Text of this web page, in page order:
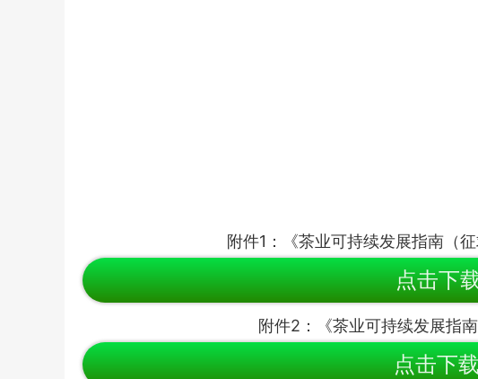
附件1：《茶业可持续发展指南（
点击下
附件2：《茶业可持续发展指
点击下